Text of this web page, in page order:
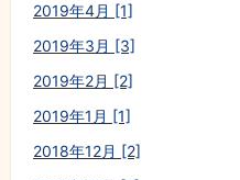
2019年4月 [1]
2019年3月 [3]
2019年2月 [2]
2019年1月 [1]
2018年12月 [2]